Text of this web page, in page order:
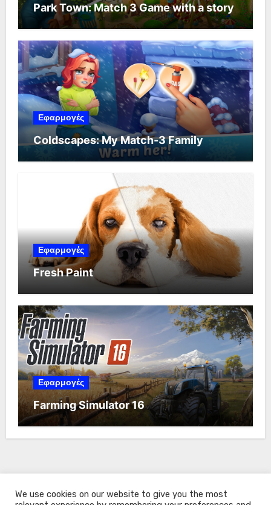
Park Town: Match 3 Game with a story
Εφαρμογές
Coldscapes: My Match-3 Family
Εφαρμογές
Fresh Paint
Εφαρμογές
Farming Simulator 16
We use cookies on our website to give you the most